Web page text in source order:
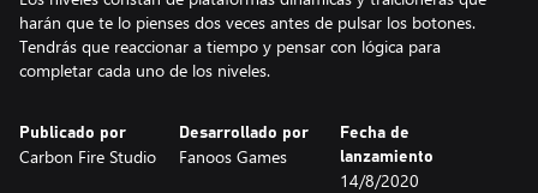
harán que te lo pienses dos veces antes de pulsar los botones.
Tendrás que reaccionar a tiempo y pensar con lógica para
completar cada uno de los niveles.
Publicado por
Carbon Fire Studio
Desarrollado por
Fanoos Games
Fecha de
lanzamiento
14/8/2020